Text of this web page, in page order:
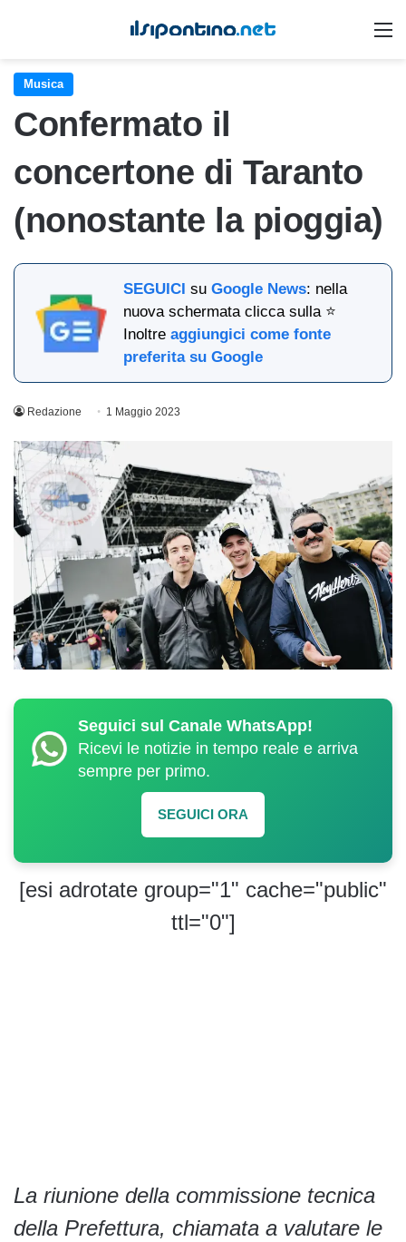
Musica
Confermato il
concertone di Taranto
(nonostante la pioggia)
SEGUICI suGoogle News: nella
nuova schermata clicca sulla ⭐
Inoltreaggiungici come fonte
preferita su Google
Redazione 1 Maggio 2023
Seguici sul Canale WhatsApp!
Ricevi le notizie in tempo reale e arriva
sempre per primo.
SEGUICI ORA
[esi adrotate group="1" cache="public"
ttl="0"]
La riunione della commissione tecnica
della Prefettura, chiamata a valutare le